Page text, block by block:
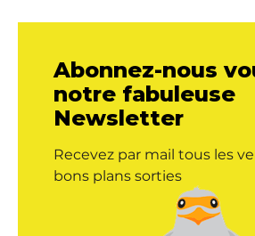
Abonnez-nous
notre fabuleuse
Newsletter
Recevez par mail tous les
bons plans sorties